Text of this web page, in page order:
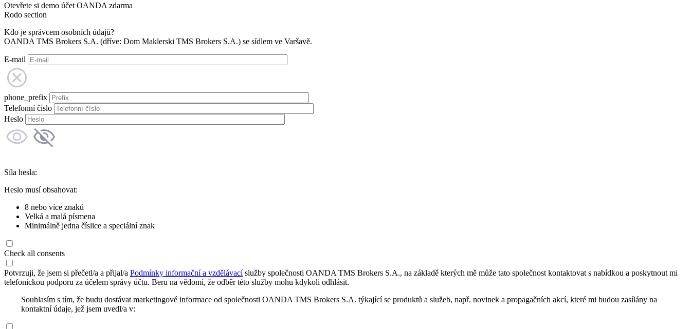
Otevřete si demo účet OANDA zdarma
Rodo section
Kdo je správcem osobních údajů?
OANDA TMS Brokers S.A. (dříve: Dom Maklerski TMS Brokers S.A.) se sídlem ve Varšavě.
E-mail
phone_prefix
Telefonní číslo
Heslo
Síla hesla:
Heslo musí obsahovat:
8 nebo více znaků
Velká a malá písmena
Minimálně jedna číslice a speciální znak
Check all consents
Potvrzuji, že jsem si přečetl/a a přijal/a Podmínky informační a vzdělávacíslužby společnosti OANDA TMS Brokers S.A., na základě kterých mě může tato společnost kontaktovat s nabídkou a poskytnout mi
telefonickou podporu za účelem správy účtu. Beru na vědomí, že odběr této služby mohu kdykoli odhlásit.
Souhlasím s tím, že budu dostávat marketingové informace od společnosti OANDA TMS Brokers S.A. týkající se produktů a služeb, např. novinek a propagačních akcí, které mi budou zasílány na
kontaktní údaje, jež jsem uvedl/a v: